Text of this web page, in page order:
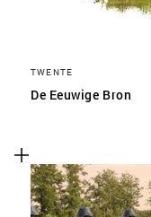
TWENTE
De Eeuwige Bron